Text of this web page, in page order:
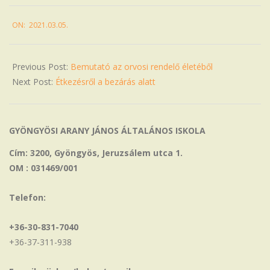
03-
ON: 2021.03.05.
Previous Post: Bemutató az orvosi rendelő életéből
Next Post: Étkezésről a bezárás alatt
GYÖNGYÖSI ARANY JÁNOS ÁLTALÁNOS ISKOLA
Cím: 3200, Gyöngyös, Jeruzsálem utca 1.
OM : 031469/001
Telefon:
+36-30-831-7040
+36-37-311-938